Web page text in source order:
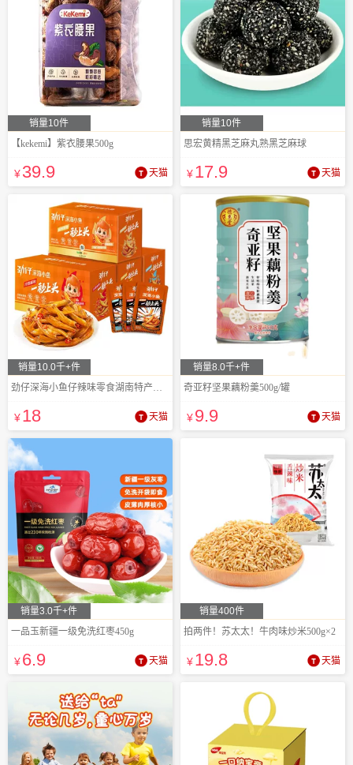
销量10件
【kekemi】紫衣腰果500g
¥39.9 天猫
销量10件
思宏黄精黑芝麻丸熟黑芝麻球
¥17.9 天猫
销量10.0千+件
劲仔深海小鱼仔辣味零食湖南特产小鱼干
¥18 天猫
销量8.0千+件
奇亚籽坚果藕粉羹500g/罐
¥9.9 天猫
销量3.0千+件
一品玉新疆一级免洗红枣450g
¥6.9 天猫
销量400件
拍两件！苏太太！牛肉味炒米500g×2
¥19.8 天猫